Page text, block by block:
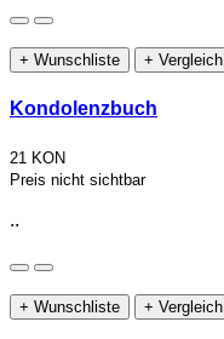
+ Wunschliste + Vergleich
Kondolenzbuch
21 KON
Preis nicht sichtbar
..
+ Wunschliste + Vergleich